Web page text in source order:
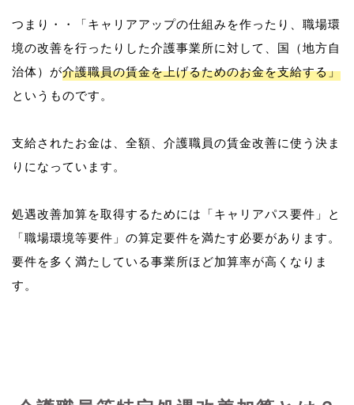
つまり・・「キャリアアップの仕組みを作ったり、職場環
境の改善を行ったりした介護事業所に対して、国（地方自
治体）が介護職員の賃金を上げるためのお金を支給する」
というものです。
支給されたお金は、全額、介護職員の賃金改善に使う決ま
りになっています。
処遇改善加算を取得するためには「キャリアパス要件」と
「職場環境等要件」の算定要件を満たす必要があります。
要件を多く満たしている事業所ほど加算率が高くなりま
す。